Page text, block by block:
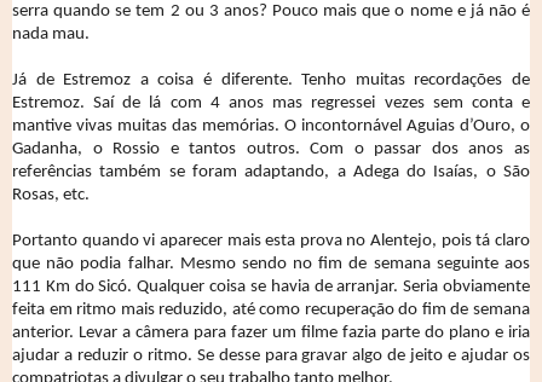
serra quando se tem 2 ou 3 anos? Pouco mais que o nome e já não é
nada mau.
Já de Estremoz a coisa é diferente. Tenho muitas recordações de
Estremoz. Saí de lá com 4 anos mas regressei vezes sem conta e
mantive vivas muitas das memórias. O incontornável Aguias d’Ouro, o
Gadanha, o Rossio e tantos outros. Com o passar dos anos as
referências também se foram adaptando, a Adega do Isaías, o São
Rosas, etc.
Portanto quando vi aparecer mais esta prova no Alentejo, pois tá claro
que não podia falhar. Mesmo sendo no fim de semana seguinte aos
111 Km do Sicó. Qualquer coisa se havia de arranjar. Seria obviamente
feita em ritmo mais reduzido, até como recuperação do fim de semana
anterior. Levar a câmera para fazer um filme fazia parte do plano e iria
ajudar a reduzir o ritmo. Se desse para gravar algo de jeito e ajudar os